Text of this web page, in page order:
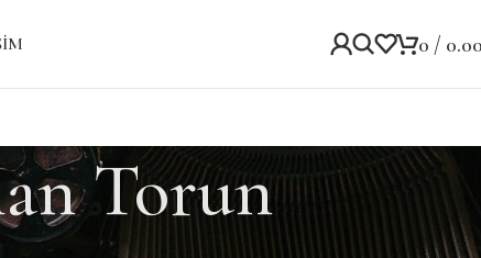
0 /
Torun